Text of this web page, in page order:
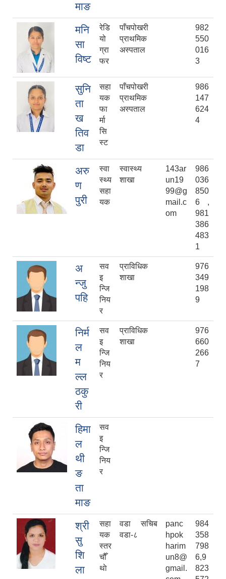
माङ
मनि
सा
विष्ट
रेडि
यो
ग्रा
फर
पाँचपोखरी
प्राथमिक
अस्पताल
982
550
016
3
सुनि
ता
ख
तिव
डा
सहा
यक
फा
र्मा
सि
स्ट
पाँचपोखरी
प्राथमिक
अस्पताल
986
147
624
4
अरु
ण
पुरी
स्वा
स्थ्य
सहा
यक
स्वास्थ्य
शाखा
143ar
un19
99@g
mail.c
om
986
036
850
6 ,
981
386
483
1
अ
न्जु
पहि
सव
इ
न्जि
निय
र
प्राविधिक
शाखा
976
349
198
9
निर्म
ल
म
ल्ल
ठकु
री
सव
इ
न्जि
निय
र
प्राविधिक
शाखा
976
660
266
7
हिमा
ल
थी
ङ
ता
माङ
सव
इ
न्जि
निय
र
श्री
सु
शि
ला
सहा
यक
स्तर
चौँ
थाे
वडा सचिब
वडा-८
panc
hpok
harim
un8@
gmail.
984
358
798
6,9
823